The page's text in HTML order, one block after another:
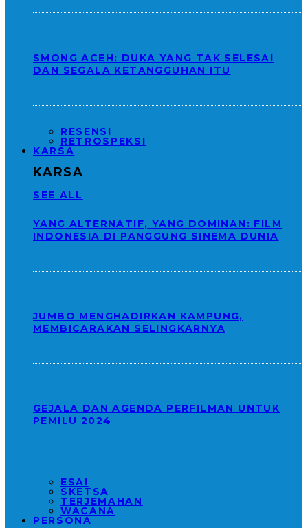
SMONG ACEH: DUKA YANG TAK SELESAI
DAN SEGALA KETANGGUHAN ITU
RESENSI
RETROSPEKSI
KARSA
KARSA
SEE ALL
YANG ALTERNATIF, YANG DOMINAN: FILM
INDONESIA DI PANGGUNG SINEMA DUNIA
JUMBO MENGHADIRKAN KAMPUNG,
MEMBICARAKAN SELINGKARNYA
GEJALA DAN AGENDA PERFILMAN UNTUK
PEMILU 2024
ESAI
SKETSA
TERJEMAHAN
WACANA
PERSONA